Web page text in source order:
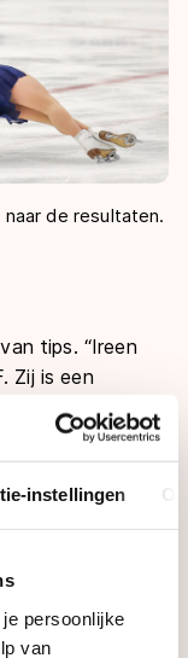
instellingen
persoonlijke
van
de resultaten.
tips. “Ireen
Zij is een
het twee
het omgaan met
die we
extra
te leveren.
en Michel
Staten. Het